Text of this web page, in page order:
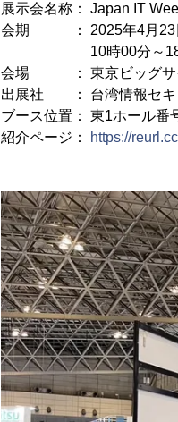
展示会名称： Japan IT
会期 ： 2025年4月23日
10時00分～18時00
会場 ： 東京ビッグサ
出展社 ： 台湾情報セキ
ブース位置： 東1ホール番
紹介ページ：
https://